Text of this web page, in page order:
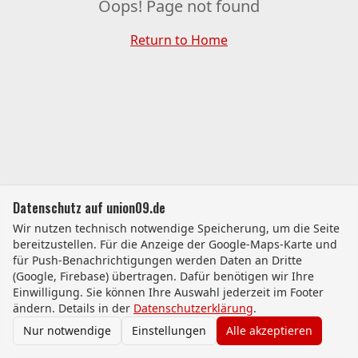
Oops! Page not found
Return to Home
Datenschutz auf union09.de
Wir nutzen technisch notwendige Speicherung, um die Seite
bereitzustellen. Für die Anzeige der Google-Maps-Karte und
für Push-Benachrichtigungen werden Daten an Dritte
(Google, Firebase) übertragen. Dafür benötigen wir Ihre
Einwilligung. Sie können Ihre Auswahl jederzeit im Footer
ändern. Details in der Datenschutzerklärung.
Nur notwendige
Einstellungen Alle akzeptieren